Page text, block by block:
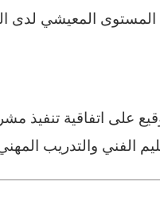
المعيشي لدى
على اتفاقية تنفيذ
الفني والتدريب المهني